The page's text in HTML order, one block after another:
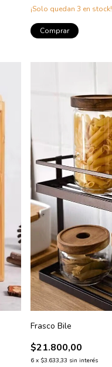
¡Solo quedan 3 en stock!
Comprar
Frasco Bile
$21.800,00
6 x $3.633,33 sin interés